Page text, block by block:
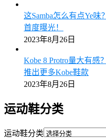
这Samba怎么有点Ye味
首度曝光！
2023年8月26日
Kobe 8 Protro量大有感
推出更多Kobe鞋款
2023年8月26日
运动鞋分类
运动鞋分类